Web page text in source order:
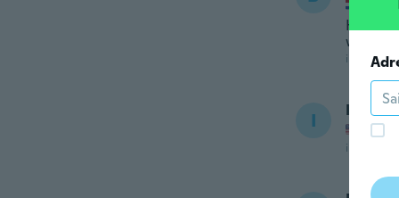
Hoop
was na
il y a 3 ans
I Isaac
il y a 3 ans